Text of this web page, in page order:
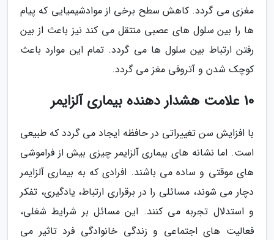
مغزی می گردد. کاهش سطح برخی از موادشیمیایی که پیام
ها را بین سلول های عصبی منتقل می کند نیز باعث از بین
رفتن ارتباط بین سلول ها می گردد. تمام این موارد باعث
کوچک شدن و آتروفی مغز می گردد.
10 علامت هشدار دهنده بیماری آلزایمر
با افزایش سن تغییراتی در حافظه ایجاد می گردد که طبیعی
است. اما نشانه های بیماری آلزایمر چیزی بیش از فراموشی
های موقتی و ساده می باشند. افرادی که به بیماری آلزایمر
دچار می شوند، مسائلی را در برقراری ارتباط، یادگیری، تفکر
و استدلال تجربه می کنند. این مسائل بر شرایط شغلی،
فعالیت های اجتماعی و زندگی خانوادگی فرد تاثیر می